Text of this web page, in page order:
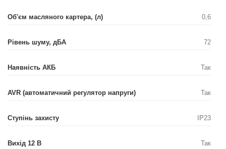
Об'єм масляного картера, (л) 0,6
Рівень шуму, дБА 72
Наявність АКБ Так
AVR (автоматичний регулятор напруги) Так
Ступінь захисту IP23
Вихід 12 В Так